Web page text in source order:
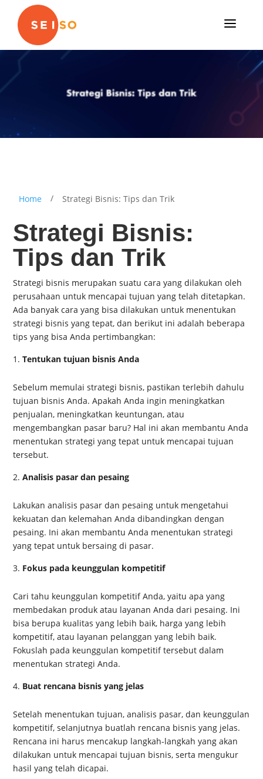
a
Home / Strategi Bisnis: Tips dan Trik
Strategi Bisnis:
Tips dan Trik
Strategi bisnis merupakan suatu cara yang dilakukan oleh
perusahaan untuk mencapai tujuan yang telah ditetapkan.
Ada banyak cara yang bisa dilakukan untuk menentukan
strategi bisnis yang tepat, dan berikut ini adalah beberapa
tips yang bisa Anda pertimbangkan:
Tentukan tujuan bisnis Anda
Sebelum memulai strategi bisnis, pastikan terlebih dahulu
tujuan bisnis Anda. Apakah Anda ingin meningkatkan
penjualan, meningkatkan keuntungan, atau
mengembangkan pasar baru? Hal ini akan membantu Anda
menentukan strategi yang tepat untuk mencapai tujuan
tersebut.
Analisis pasar dan pesaing
Lakukan analisis pasar dan pesaing untuk mengetahui
kekuatan dan kelemahan Anda dibandingkan dengan
pesaing. Ini akan membantu Anda menentukan strategi
yang tepat untuk bersaing di pasar.
Fokus pada keunggulan kompetitif
Cari tahu keunggulan kompetitif Anda, yaitu apa yang
membedakan produk atau layanan Anda dari pesaing. Ini
bisa berupa kualitas yang lebih baik, harga yang lebih
kompetitif, atau layanan pelanggan yang lebih baik.
Fokuslah pada keunggulan kompetitif tersebut dalam
menentukan strategi Anda.
Buat rencana bisnis yang jelas
Setelah menentukan tujuan, analisis pasar, dan keunggulan
kompetitif, selanjutnya buatlah rencana bisnis yang jelas.
Rencana ini harus mencakup langkah-langkah yang akan
dilakukan untuk mencapai tujuan bisnis, serta mengukur
hasil yang telah dicapai.